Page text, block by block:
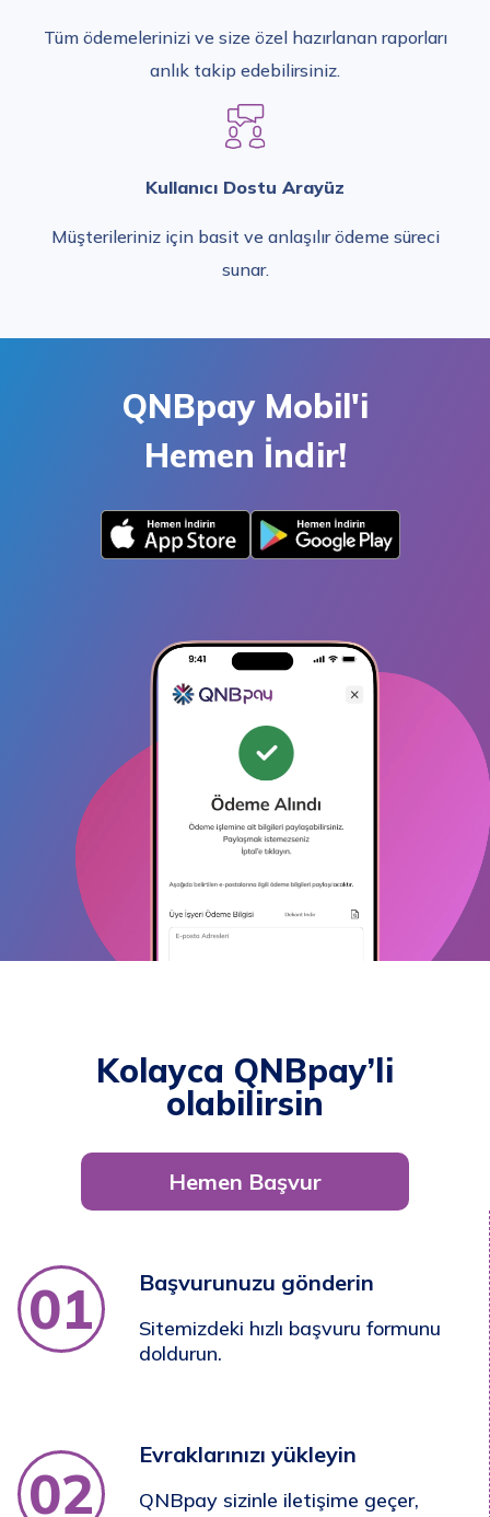
Tüm ödemelerinizi ve size özel hazırlanan raporları
anlık takip edebilirsiniz.
Kullanıcı Dostu Arayüz
Müşterileriniz için basit ve anlaşılır ödeme süreci
sunar.
QNBpay Mobil'i
Hemen İndir!
Kolayca QNBpay’li
olabilirsin
Hemen Başvur
01 Başvurunuzu gönderin
Sitemizdeki hızlı başvuru formunu
doldurun.
02
Evraklarınızı yükleyin
QNBpay sizinle iletişime geçer,